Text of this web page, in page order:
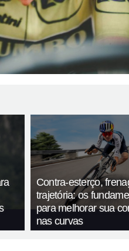
Contra-esterço,
trajetória: os
para melhorar sua
nas curvas